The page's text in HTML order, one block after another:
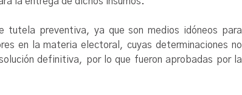
tutela preventiva, ya que son medios idóneos para
en la materia electoral, cuyas determinaciones no
definitiva, por lo que fueron aprobadas por la